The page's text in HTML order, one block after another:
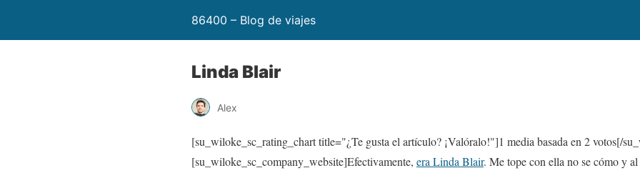
86400 – Blog de viajes
Linda Blair
Alex
[su_wiloke_sc_rating_chart title="¿Te gusta el artículo? ¡Valóralo!"]1 media basada en 2 votos[/
[su_wiloke_sc_company_website]Efectivamente, era Linda Blair. Me tope con ella no se cómo y